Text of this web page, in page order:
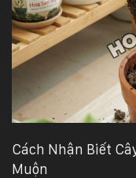
Cách Nhận Biết
Muộn